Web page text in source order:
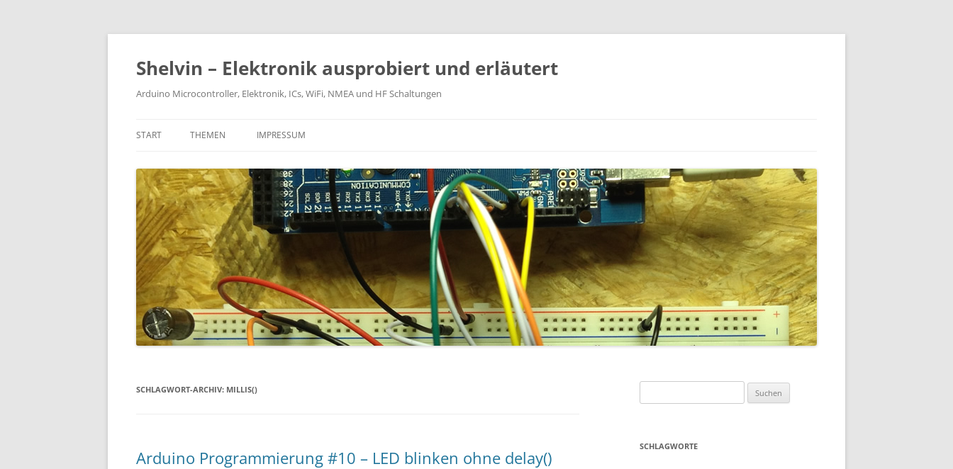
Zum
springen
Shelvin – Elektronik ausprobiert und erläutert
Arduino Microcontroller, Elektronik, ICs, WiFi, NMEA und HF Schaltungen
START THEMEN IMPRESSUM
SCHLAGWORT-ARCHIV: MILLIS()
Arduino Programmierung #10 – LED blinken ohne delay()
nach:
SCHLAGWORTE